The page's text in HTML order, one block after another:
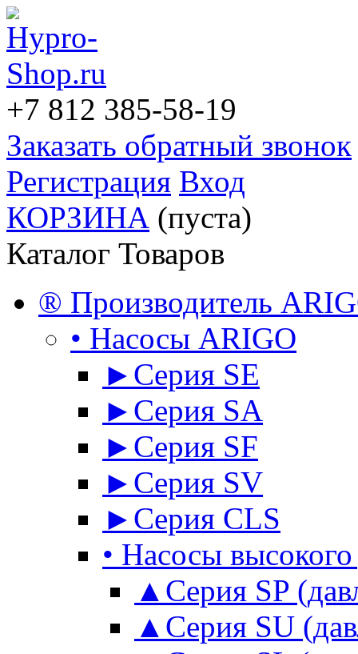
+7 812 385-58-19
Заказать обратный звонок
Регистрация Вход
КОРЗИНА (пуста)
Каталог Товаров
® Производитель
• Насосы ARIGO
►Серия SE
►Серия SА
►Серия SF
►Серия SV
►Серия CLS
• Насосы
▲Серия SP
▲Серия SU